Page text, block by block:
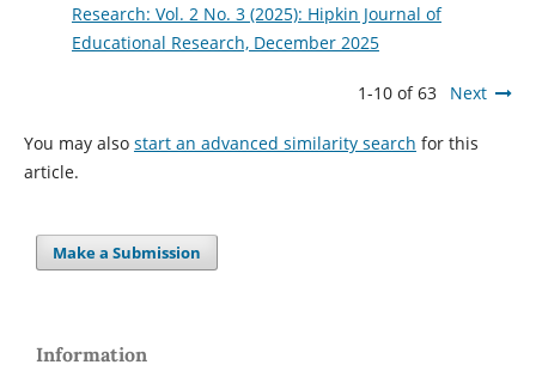
Research: Vol. 2 No. 3 (2025): Hipkin Journal of
Educational Research, December 2025
1-10 of 63 Next
You may also start an advanced similarity search for this
article.
Make a Submission
Information